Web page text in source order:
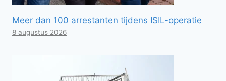
Meer dan 100 arrestanten tijdens ISIL-operatie
8 augustus 2026